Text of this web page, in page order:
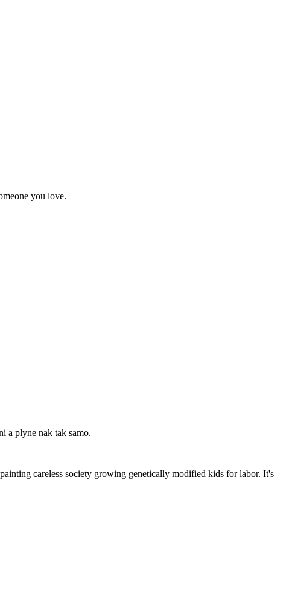
you love.
a plyne nak tak samo.
careless society growing genetically modified kids for labor. It's